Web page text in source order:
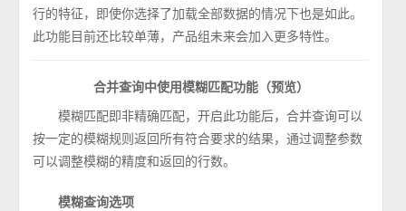
行的特征，即使你选择了加载全部数据的情况下也是如此。
此功能目前还比较单薄，产品组未来会加入更多特性。
合并查询中使用模糊匹配功能（预览）
模糊匹配即非精确匹配，开启此功能后，合并查询可以
按一定的模糊规则返回所有符合要求的结果，通过调整参数
可以调整模糊的精度和返回的行数。
模糊查询选项